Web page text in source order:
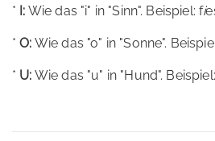
* I: Wie das "i" in "Sinn". Beispiel: fi
*O: Wie das "o" in "Sonne".
* U: Wie das "u" in "Hund".